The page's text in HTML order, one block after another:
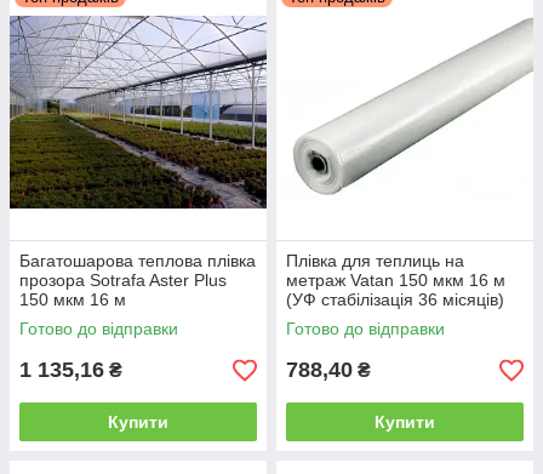
Багатошарова теплова плівка
прозора Sotrafa Aster Plus
150 мкм 16 м
Готово до відправки
1 135,16 ₴
Купити
Плівка для теплиць на
метраж Vatan 150 мкм 16 м
(УФ стабілізація 36 місяців)
UV+AF+IR+AB+LD+EVA
Готово до відправки
788,40 ₴
Купити